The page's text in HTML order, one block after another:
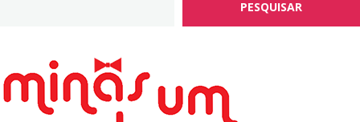
PESQUISAR